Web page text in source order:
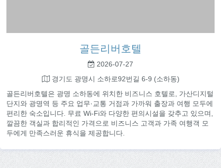
골든리버호텔
2026-07-27
경기도 광명시 소하로92번길 6-9 (소하동)
골든리버호텔은 광명 소하동에 위치한 비즈니스 호텔로, 가산디지털
단지와 광명역 등 주요 업무·교통 거점과 가까워 출장과 여행 모두에
편리한 숙소입니다. 무료 Wi-Fi와 다양한 편의시설을 갖추고 있으며,
깔끔한 객실과 합리적인 가격으로 비즈니스 고객과 가족 여행객 모
두에게 만족스러운 휴식을 제공합니다.